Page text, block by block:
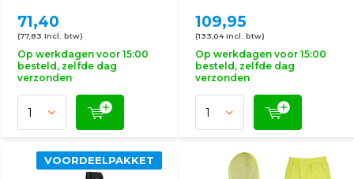
71,40
(77,83 Incl. btw)
Op werkdagen voor 15:00
besteld, zelfde dag
verzonden
109,95
(133,04 Incl. btw)
Op werkdagen voor 15:00
besteld, zelfde dag
verzonden
VOORDEELPAKKET